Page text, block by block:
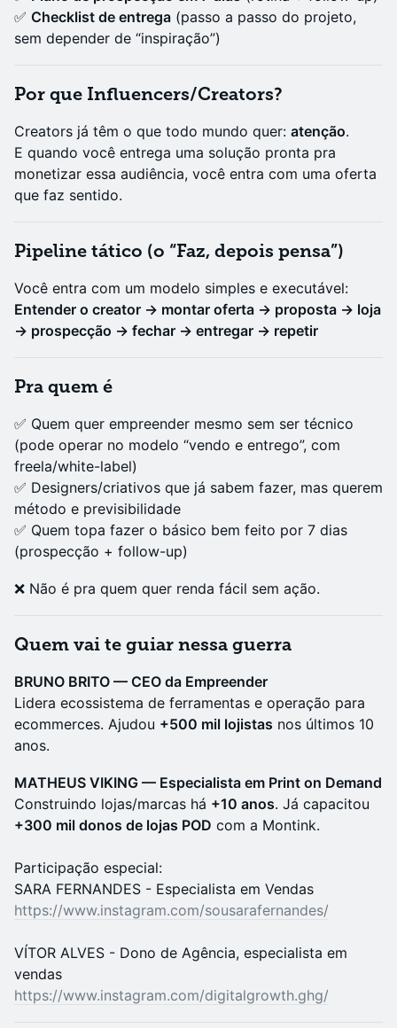
✅ Checklist de entrega (passo a passo do projeto,
sem depender de “inspiração”)
Por que Influencers/Creators?
Creators já têm o que todo mundo quer: atenção.
E quando você entrega uma solução pronta pra
monetizar essa audiência, você entra com uma oferta
que faz sentido.
Pipeline tático (o “Faz, depois pensa”)
Você entra com um modelo simples e executável:
Entender o creator → montar oferta → proposta → loja
→ prospecção → fechar → entregar → repetir
Pra quem é
✅ Quem quer empreender mesmo sem ser técnico
(pode operar no modelo “vendo e entrego”, com
freela/white-label)
✅ Designers/criativos que já sabem fazer, mas querem
método e previsibilidade
✅ Quem topa fazer o básico bem feito por 7 dias
(prospecção + follow-up)
❌ Não é pra quem quer renda fácil sem ação.
Quem vai te guiar nessa guerra
BRUNO BRITO — CEO da Empreender
Lidera ecossistema de ferramentas e operação para
ecommerces. Ajudou +500 mil lojistas nos últimos 10
anos.
MATHEUS VIKING — Especialista em Print on Demand
Construindo lojas/marcas há +10 anos. Já capacitou
+300 mil donos de lojas POD com a Montink.
Participação especial:
SARA FERNANDES - Especialista em Vendas
https://www.instagram.com/sousarafernandes/
VÍTOR ALVES - Dono de Agência, especialista em
vendas
https://www.instagram.com/digitalgrowth.ghg/